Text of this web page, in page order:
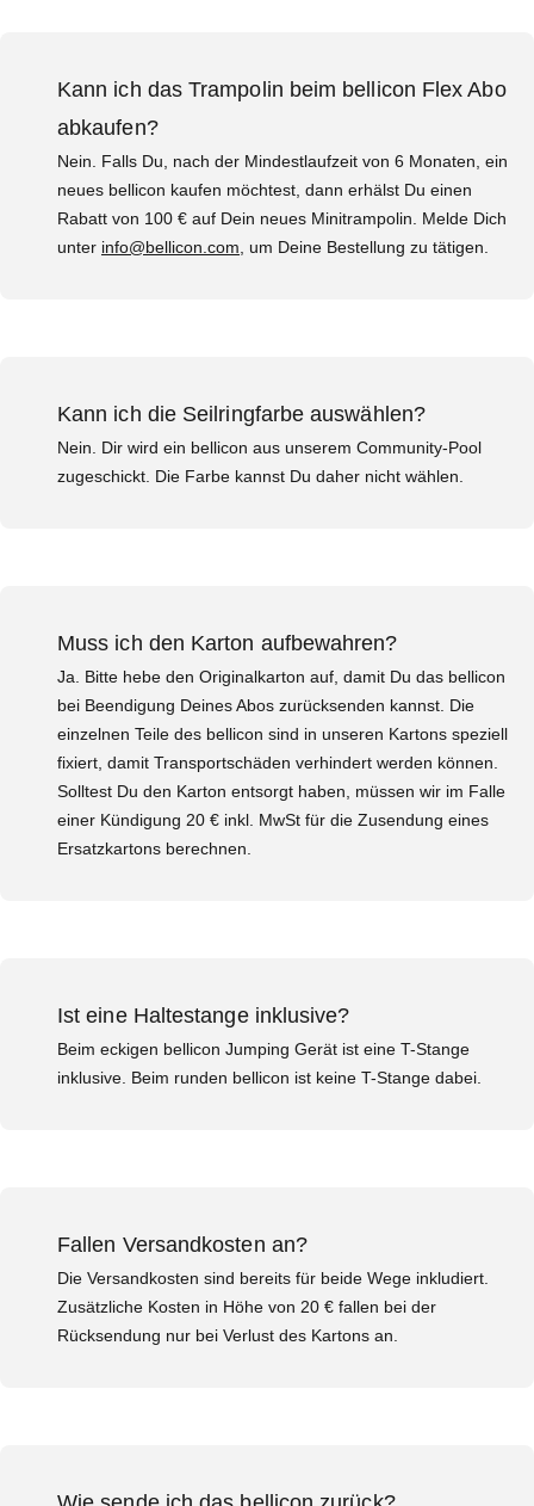
Kann ich das Trampolin beim bellicon Flex Abo
abkaufen?
Nein. Falls Du, nach der Mindestlaufzeit von 6 Monaten, ein
neues bellicon kaufen möchtest, dann erhälst Du einen
Rabatt von 100 € auf Dein neues Minitrampolin. Melde Dich
unter info@bellicon.com , um Deine Bestellung zu tätigen.
Kann ich die Seilringfarbe auswählen?
Nein. Dir wird ein bellicon aus unserem Community-Pool
zugeschickt. Die Farbe kannst Du daher nicht wählen.
Muss ich den Karton aufbewahren?
Ja. Bitte hebe den Originalkarton auf, damit Du das bellicon
bei Beendigung Deines Abos zurücksenden kannst. Die
einzelnen Teile des bellicon sind in unseren Kartons speziell
fixiert, damit Transportschäden verhindert werden können.
Solltest Du den Karton entsorgt haben, müssen wir im Falle
einer Kündigung 20 € inkl. MwSt für die Zusendung eines
Ersatzkartons berechnen.
Ist eine Haltestange inklusive?
Beim eckigen bellicon Jumping Gerät ist eine T-Stange
inklusive. Beim runden bellicon ist keine T-Stange dabei.
Fallen Versandkosten an?
Die Versandkosten sind bereits für beide Wege inkludiert.
Zusätzliche Kosten in Höhe von 20 € fallen bei der
Rücksendung nur bei Verlust des Kartons an.